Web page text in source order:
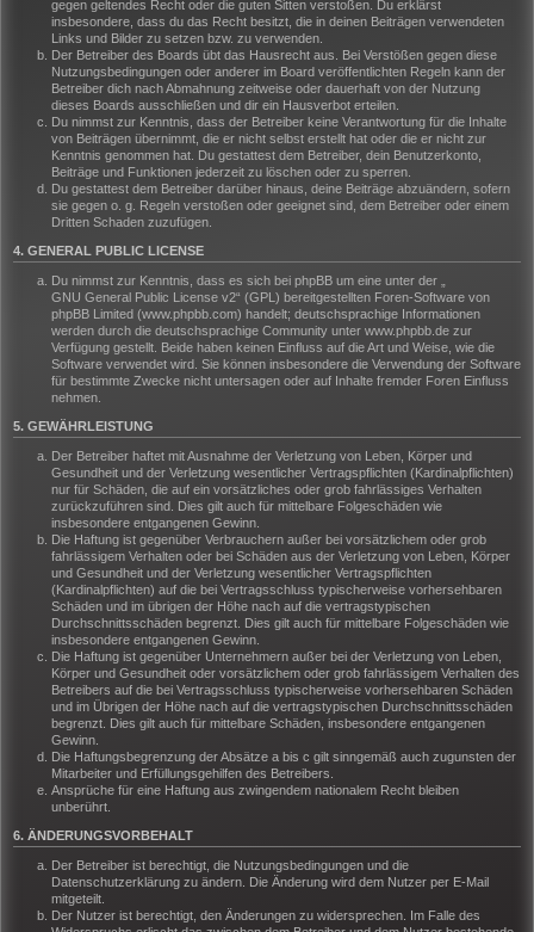
gegen geltendes Recht oder die guten Sitten verstoßen. Du erklärst
insbesondere, dass du das Recht besitzt, die in deinen Beiträgen verwendeten
Links und Bilder zu setzen bzw. zu verwenden.
Der Betreiber des Boards übt das Hausrecht aus. Bei Verstößen gegen diese
Nutzungsbedingungen oder anderer im Board veröffentlichten Regeln kann der
Betreiber dich nach Abmahnung zeitweise oder dauerhaft von der Nutzung
dieses Boards ausschließen und dir ein Hausverbot erteilen.
Du nimmst zur Kenntnis, dass der Betreiber keine Verantwortung für die Inhalte
von Beiträgen übernimmt, die er nicht selbst erstellt hat oder die er nicht zur
Kenntnis genommen hat. Du gestattest dem Betreiber, dein Benutzerkonto,
Beiträge und Funktionen jederzeit zu löschen oder zu sperren.
Du gestattest dem Betreiber darüber hinaus, deine Beiträge abzuändern, sofern
sie gegen o. g. Regeln verstoßen oder geeignet sind, dem Betreiber oder einem
Dritten Schaden zuzufügen.
4. GENERAL PUBLIC LICENSE
Du nimmst zur Kenntnis, dass es sich bei phpBB um eine unter der „
GNU General Public License v2“ (GPL) bereitgestellten Foren-Software von
phpBB Limited (www.phpbb.com) handelt; deutschsprachige Informationen
werden durch die deutschsprachige Community unter www.phpbb.de zur
Verfügung gestellt. Beide haben keinen Einfluss auf die Art und Weise, wie die
Software verwendet wird. Sie können insbesondere die Verwendung der Software
für bestimmte Zwecke nicht untersagen oder auf Inhalte fremder Foren Einfluss
nehmen.
5. GEWÄHRLEISTUNG
Der Betreiber haftet mit Ausnahme der Verletzung von Leben, Körper und
Gesundheit und der Verletzung wesentlicher Vertragspflichten (Kardinalpflichten)
nur für Schäden, die auf ein vorsätzliches oder grob fahrlässiges Verhalten
zurückzuführen sind. Dies gilt auch für mittelbare Folgeschäden wie
insbesondere entgangenen Gewinn.
Die Haftung ist gegenüber Verbrauchern außer bei vorsätzlichem oder grob
fahrlässigem Verhalten oder bei Schäden aus der Verletzung von Leben, Körper
und Gesundheit und der Verletzung wesentlicher Vertragspflichten
(Kardinalpflichten) auf die bei Vertragsschluss typischerweise vorhersehbaren
Schäden und im übrigen der Höhe nach auf die vertragstypischen
Durchschnittsschäden begrenzt. Dies gilt auch für mittelbare Folgeschäden wie
insbesondere entgangenen Gewinn.
Die Haftung ist gegenüber Unternehmern außer bei der Verletzung von Leben,
Körper und Gesundheit oder vorsätzlichem oder grob fahrlässigem Verhalten des
Betreibers auf die bei Vertragsschluss typischerweise vorhersehbaren Schäden
und im Übrigen der Höhe nach auf die vertragstypischen Durchschnittsschäden
begrenzt. Dies gilt auch für mittelbare Schäden, insbesondere entgangenen
Gewinn.
Die Haftungsbegrenzung der Absätze a bis c gilt sinngemäß auch zugunsten der
Mitarbeiter und Erfüllungsgehilfen des Betreibers.
Ansprüche für eine Haftung aus zwingendem nationalem Recht bleiben
unberührt.
6. ÄNDERUNGSVORBEHALT
Der Betreiber ist berechtigt, die Nutzungsbedingungen und die
Datenschutzerklärung zu ändern. Die Änderung wird dem Nutzer per E-Mail
mitgeteilt.
Der Nutzer ist berechtigt, den Änderungen zu widersprechen. Im Falle des